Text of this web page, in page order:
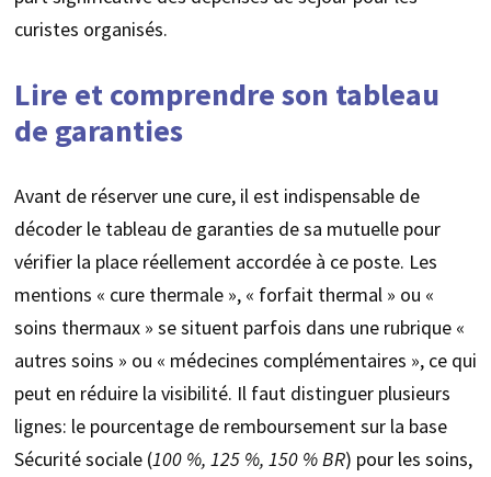
curistes organisés.
Lire et comprendre son tableau
de garanties
Avant de réserver une cure, il est indispensable de
décoder le tableau de garanties de sa mutuelle pour
vérifier la place réellement accordée à ce poste. Les
mentions « cure thermale », « forfait thermal » ou «
soins thermaux » se situent parfois dans une rubrique «
autres soins » ou « médecines complémentaires », ce qui
peut en réduire la visibilité. Il faut distinguer plusieurs
lignes: le pourcentage de remboursement sur la base
Sécurité sociale (100 %, 125 %, 150 % BR) pour les soins,